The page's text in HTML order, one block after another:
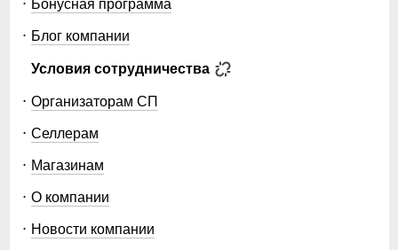
Бонусная программа
Блог компании
Условия сотрудничества
Организаторам СП
Селлерам
Магазинам
О компании
Новости компании